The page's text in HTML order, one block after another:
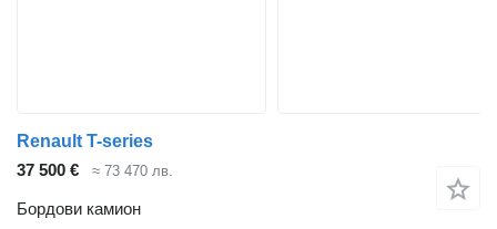
Renault T-series
37 500 €
≈ 73 470 лв.
Бордови камион